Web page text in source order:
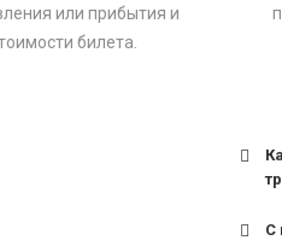
или прибытия и
билета.
С